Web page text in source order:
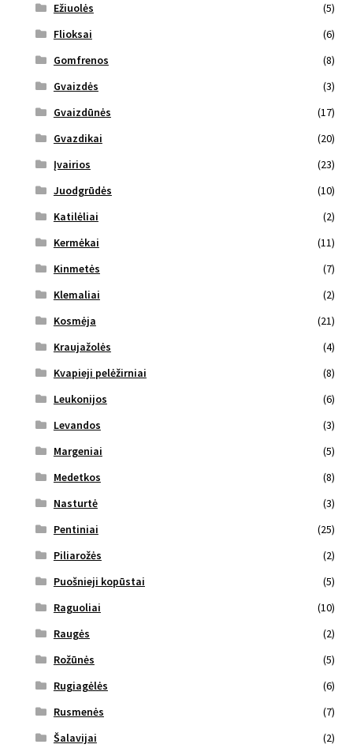
Ežiuolės
(5)
Flioksai
(6)
Gomfrenos
(8)
Gvaizdės
(3)
Gvaizdūnės
(17)
Gvazdikai
(20)
Įvairios
(23)
Juodgrūdės
(10)
Katilėliai
(2)
Kermėkai
(11)
Kinmetės
(7)
Klemaliai
(2)
Kosmėja
(21)
Kraujažolės
(4)
Kvapieji pelėžirniai
(8)
Leukonijos
(6)
Levandos
(3)
Margeniai
(5)
Medetkos
(8)
Nasturtė
(3)
Pentiniai
(25)
Piliarožės
(2)
Puošnieji kopūstai
(5)
Raguoliai
(10)
Raugės
(2)
Rožūnės
(5)
Rugiagėlės
(6)
Rusmenės
(7)
Šalavijai
(2)